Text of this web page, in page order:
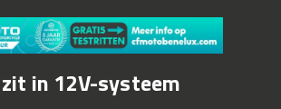
in 12V-systeem